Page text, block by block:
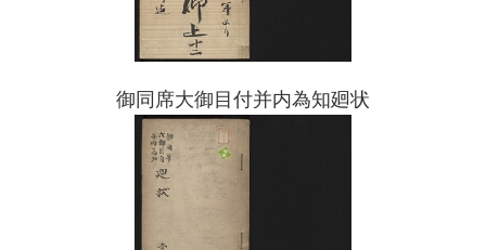
御同席大御目付并内為知廻状